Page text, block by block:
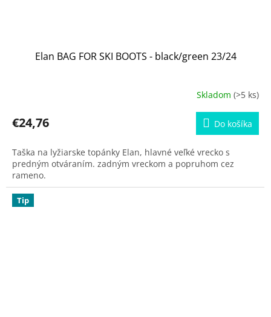
Elan BAG FOR SKI BOOTS - black/green 23/24
Skladom (>5 ks)
€24,76 Do košíka
Taška na lyžiarske topánky Elan, hlavné veľké vrecko s
predným otváraním. zadným vreckom a popruhom cez
rameno.
Tip